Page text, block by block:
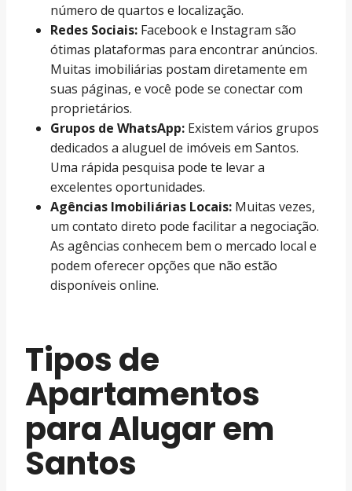
número de quartos e localização.
Redes Sociais: Facebook e Instagram são
ótimas plataformas para encontrar anúncios.
Muitas imobiliárias postam diretamente em
suas páginas, e você pode se conectar com
proprietários.
Grupos de WhatsApp: Existem vários grupos
dedicados a aluguel de imóveis em Santos.
Uma rápida pesquisa pode te levar a
excelentes oportunidades.
Agências Imobiliárias Locais: Muitas vezes,
um contato direto pode facilitar a negociação.
As agências conhecem bem o mercado local e
podem oferecer opções que não estão
disponíveis online.
Tipos de
Apartamentos
para Alugar em
Santos